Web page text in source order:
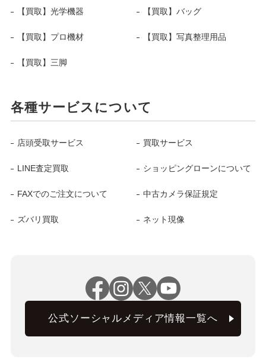
【買取】光学機器 【買取】バッグ
【買取】プロ機材 【買取】写真整理用品
【買取】三脚
各種サービスについて
店頭受取サービス 買取サービス
LINE査定買取 ショッピングローンについて
FAXでのご注文について 中古カメラ保証規定
ズバリ買取 ネット現像
公式ソーシャルメディア情報一覧へ